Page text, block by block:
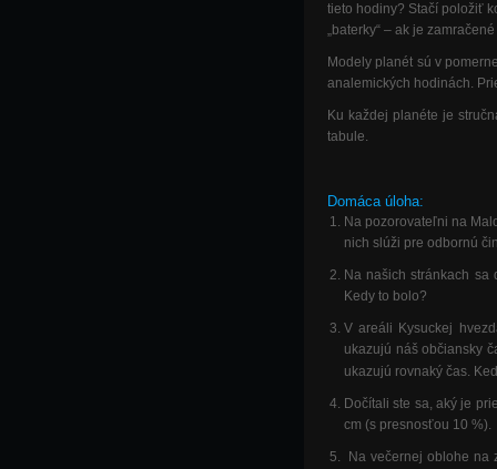
tieto hodiny? Stačí položiť
„baterky“ – ak je
Modely planét sú v
analemických hodinách.
Ku každej planéte je
tabule.
Domáca úloha:
Na pozorovateľni na
nich slúži pre odbornú
Na našich stránkach
Kedy to bolo?
V areáli Kysuckej
ukazujú náš občiansky
ukazujú rovnaký čas.
Dočítali ste sa, aký je
cm (s presnosťou 10 %).
Na večernej oblohe na